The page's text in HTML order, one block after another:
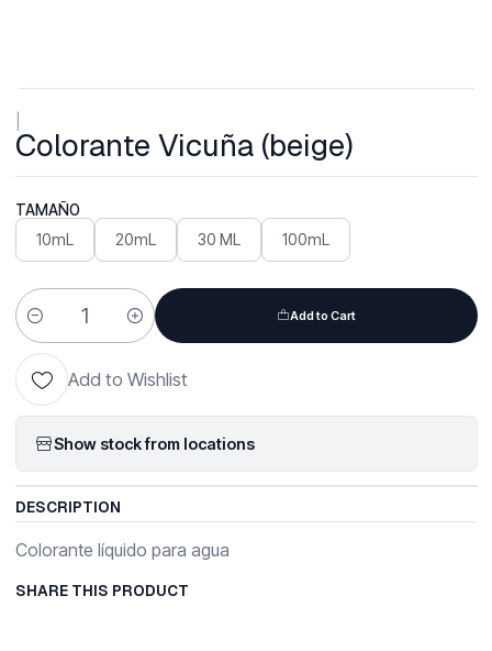
Colorante Vicuña (beige)
TAMAÑO
10mL 20mL 30 ML 100mL
Quantity
Add to Cart
Add to Wishlist
Show stock from locations
DESCRIPTION
Colorante líquido para agua
SHARE THIS PRODUCT